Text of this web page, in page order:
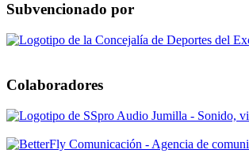
Subvencionado por
Colaboradores